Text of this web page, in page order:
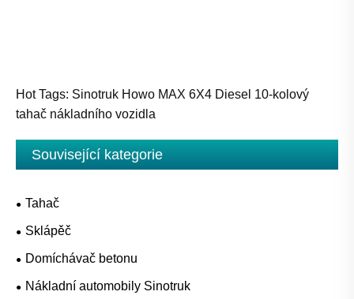
Hot Tags: Sinotruk Howo MAX 6X4 Diesel 10-kolový
tahač nákladního vozidla
Související kategorie
Tahač
Sklápěč
Domíchávač betonu
Nákladní automobily Sinotruk